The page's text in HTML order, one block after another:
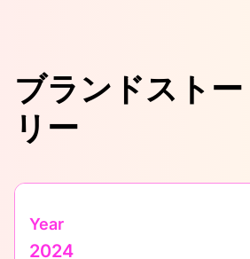
ブランドストー
リー
Year
2024